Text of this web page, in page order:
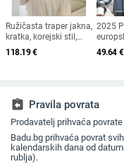
Ružičasta traper jakna,
kratka, korejski stil,
lijeni top, proljeće i
jesen 2023., nova
118.19€
2025
nova
49.64 €
assignment_return Pravila povrata
Prodavatelj prihvaća
Badu.bg prihvaća povrat
kalendarskih dana od
rublja).